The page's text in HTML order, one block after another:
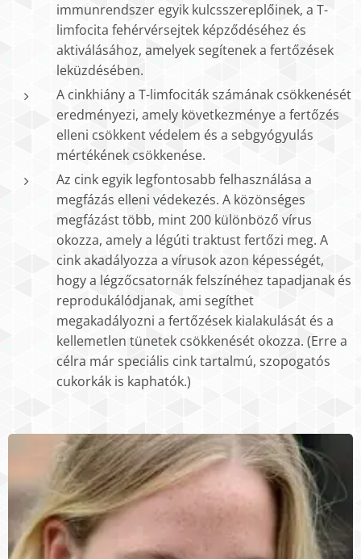
immunrendszer egyik kulcsszereplőinek, a T-
limfocita fehérvérsejtek képződéséhez és
aktiválásához, amelyek segítenek a fertőzések
leküzdésében.
A cinkhiány a T-limfociták számának csökkenését
eredményezi, amely következménye a fertőzés
elleni csökkent védelem és a sebgyógyulás
mértékének csökkenése.
Az cink egyik legfontosabb felhasználása a
megfázás elleni védekezés. A közönséges
megfázást több, mint 200 különböző vírus
okozza, amely a légúti traktust fertőzi meg. A
cink akadályozza a vírusok azon képességét,
hogy a légzőcsatornák felszínéhez tapadjanak és
reprodukálódjanak, ami segíthet
megakadályozni a fertőzések kialakulását és a
kellemetlen tünetek csökkenését okozza. (Erre a
célra már speciális cink tartalmú, szopogatós
cukorkák is kaphatók.)